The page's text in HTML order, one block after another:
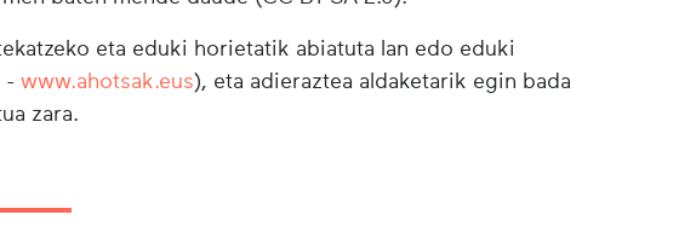
eta eduki horietatik abiatuta lan edo eduki
- www.ahotsak.eus), eta adieraztea aldaketarik egin bada
zara.